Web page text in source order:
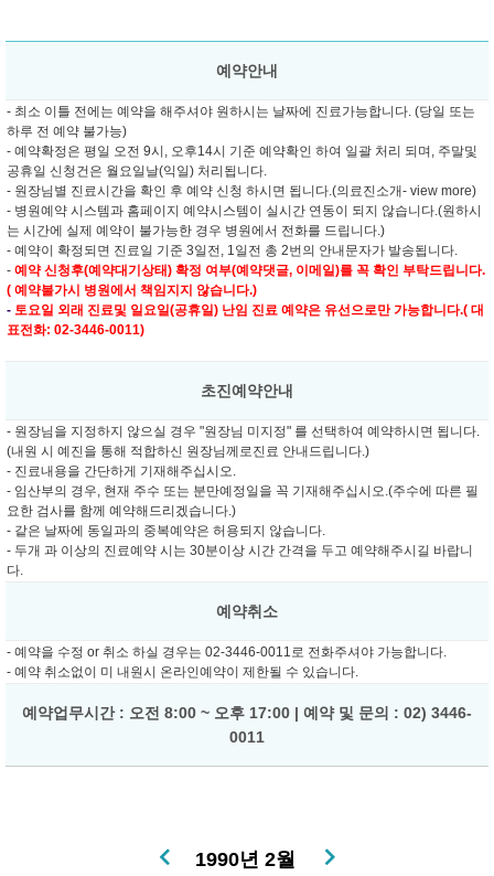
예약안내
- 최소 이틀 전에는 예약을 해주셔야 원하시는 날짜에 진료가능합니다. (당일 또는
하루 전 예약 불가능)
- 예약확정은 평일 오전 9시, 오후14시 기준 예약확인 하여 일괄 처리 되며, 주말및
공휴일 신청건은 월요일날(익일) 처리됩니다.
- 원장님별 진료시간을 확인 후 예약 신청 하시면 됩니다.(의료진소개- view more)
- 병원예약 시스템과 홈페이지 예약시스템이 실시간 연동이 되지 않습니다.(원하시
는 시간에 실제 예약이 불가능한 경우 병원에서 전화를 드립니다.)
- 예약이 확정되면 진료일 기준 3일전, 1일전 총 2번의 안내문자가 발송됩니다.
- 예약 신청후(예약대기상태) 확정 여부(예약댓글, 이메일)를 꼭 확인 부탁드립니다.
( 예약불가시 병원에서 책임지지 않습니다.)
- 토요일 외래 진료및 일요일(공휴일) 난임 진료 예약은 유선으로만 가능합니다.( 대
표전화: 02-3446-0011)
초진예약안내
- 원장님을 지정하지 않으실 경우 "원장님 미지정" 를 선택하여 예약하시면 됩니다.
(내원 시 예진을 통해 적합하신 원장님께로진료 안내드립니다.)
- 진료내용을 간단하게 기재해주십시오.
- 임산부의 경우, 현재 주수 또는 분만예정일을 꼭 기재해주십시오.(주수에 따른 필
요한 검사를 함께 예약해드리겠습니다.)
- 같은 날짜에 동일과의 중복예약은 허용되지 않습니다.
- 두개 과 이상의 진료예약 시는 30분이상 시간 간격을 두고 예약해주시길 바랍니
다.
예약취소
- 예약을 수정 or 취소 하실 경우는 02-3446-0011로 전화주셔야 가능합니다.
- 예약 취소없이 미 내원시 온라인예약이 제한될 수 있습니다.
예약업무시간 : 오전 8:00 ~ 오후 17:00 | 예약 및 문의 : 02) 3446-
0011
1990년 2월